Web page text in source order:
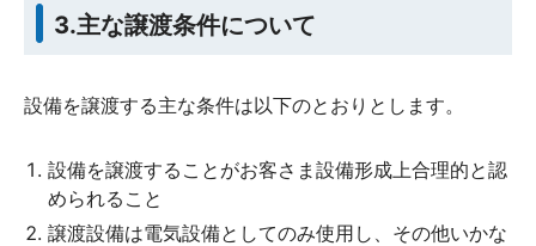
3.主な譲渡条件について
設備を譲渡する主な条件は以下のとおりとします。
設備を譲渡することがお客さま設備形成上合理的と認
められること
譲渡設備は電気設備としてのみ使用し、その他いかな